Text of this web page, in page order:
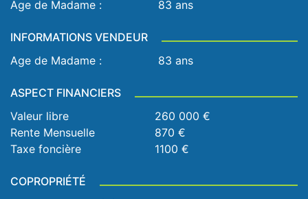
Age de Madame :
83 ans
INFORMATIONS VENDEUR
Age de Madame :
83 ans
ASPECT FINANCIERS
Valeur libre
260 000 €
Rente Mensuelle
870 €
Taxe foncière
1100 €
COPROPRIÉTÉ